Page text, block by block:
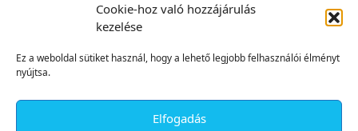
Cookie-hoz való hozzájárulás
kezelése
Ez a weboldal sütiket használ, hogy a lehető legjobb felhasználói élményt
nyújtsa.
Elfogadás